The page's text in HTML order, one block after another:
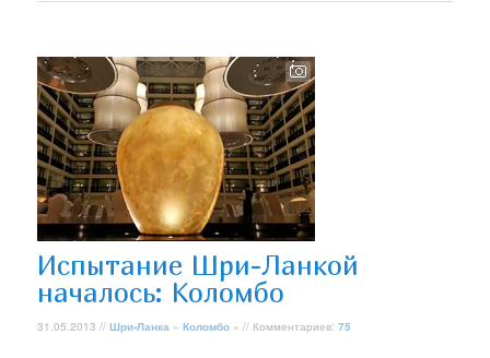
Испытание Шри-Ланкой
началось: Коломбо
31.05.2013 //Шри-Ланка »Коломбо » // Комментариев:75